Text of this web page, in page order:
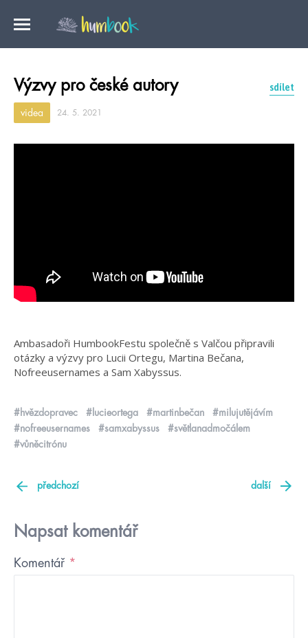
Výzvy pro české autory sdílet
videa 24. 5. 2021
Ambasadoři HumbookFestu společně s Valčou připravili
otázky a výzvy pro Lucii Ortegu, Martina Bečana,
Nofreeusernames a Sam Xabyssus.
#hvězdopravec #lucieortega #martinbečan
#milujutějávím
#nofreeusernames
#samxabyssus
#světlanadmočálem
#vůněcitrónu
předchozí další
Napsat komentář
Komentář *